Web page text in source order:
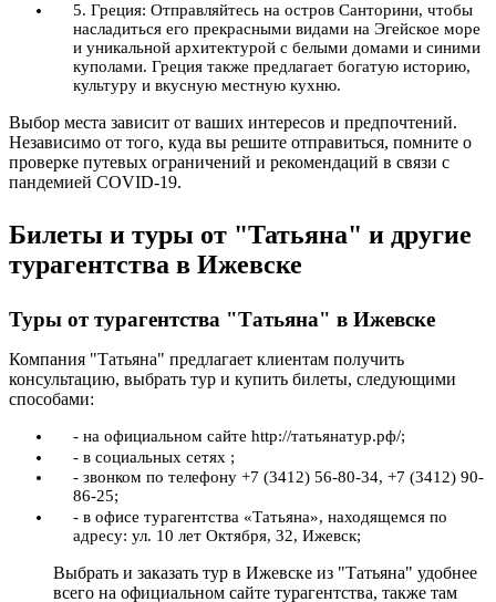
5. Греция: Отправляйтесь на остров Санторини, чтобы
насладиться его прекрасными видами на Эгейское море
и уникальной архитектурой с белыми домами и синими
куполами. Греция также предлагает богатую историю,
культуру и вкусную местную кухню.
Выбор места зависит от ваших интересов и предпочтений.
Независимо от того, куда вы решите отправиться, помните о
проверке путевых ограничений и рекомендаций в связи с
пандемией COVID-19.
Билеты и туры от "Татьяна" и другие
турагентства в Ижевске
Туры от турагентства "Татьяна" в Ижевске
Компания "Татьяна" предлагает клиентам получить
консультацию, выбрать тур и купить билеты, следующими
способами:
- на официальном сайте http://татьянатур.рф/;
- в социальных сетях ;
- звонком по телефону +7 (3412) 56-80-34, +7 (3412) 90-
86-25;
- в офисе турагентства «Татьяна», находящемся по
адресу: ул. 10 лет Октября, 32, Ижевск;
Выбрать и заказать тур в Ижевске из "Татьяна" удобнее
всего на официальном сайте турагентства, также там